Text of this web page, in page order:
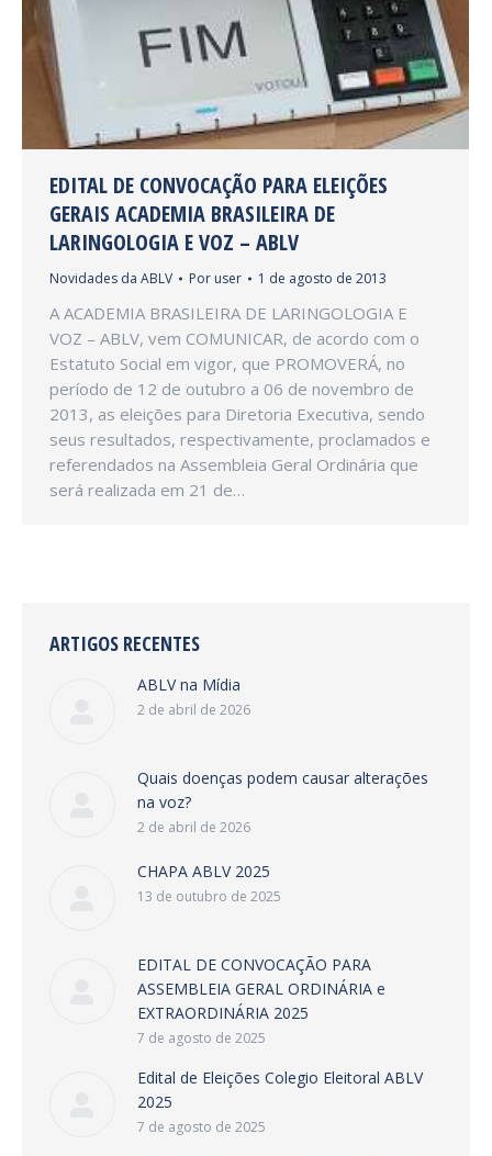
EDITAL DE CONVOCAÇÃO PARA ELEIÇÕES
GERAIS ACADEMIA BRASILEIRA DE
LARINGOLOGIA E VOZ – ABLV
Novidades da ABLV Por user 1 de agosto de 2013
A ACADEMIA BRASILEIRA DE LARINGOLOGIA E
VOZ – ABLV, vem COMUNICAR, de acordo com o
Estatuto Social em vigor, que PROMOVERÁ, no
período de 12 de outubro a 06 de novembro de
2013, as eleições para Diretoria Executiva, sendo
seus resultados, respectivamente, proclamados e
referendados na Assembleia Geral Ordinária que
será realizada em 21 de…
ARTIGOS RECENTES
ABLV na Mídia
2 de abril de 2026
Quais doenças podem causar alterações
na voz?
2 de abril de 2026
CHAPA ABLV 2025
13 de outubro de 2025
EDITAL DE CONVOCAÇÃO PARA
ASSEMBLEIA GERAL ORDINÁRIA e
EXTRAORDINÁRIA 2025
7 de agosto de 2025
Edital de Eleições Colegio Eleitoral ABLV
2025
7 de agosto de 2025